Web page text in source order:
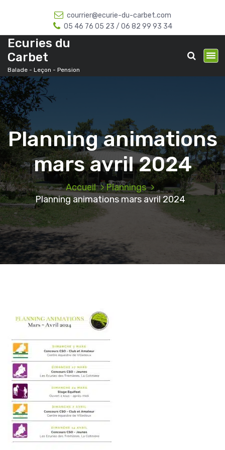
e
c
o
n
t
e
n
u
courrier@ecurie-du-carbet.com
05 46 76 05 23 / 06 82 99 93 34
Ecuries du
Carbet
Balade - Leçon - Pension
Planning animations
mars avril 2024
Accueil
Plannings
Planning animations mars avril 2024